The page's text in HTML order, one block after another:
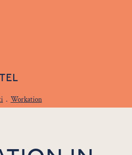
. Workation